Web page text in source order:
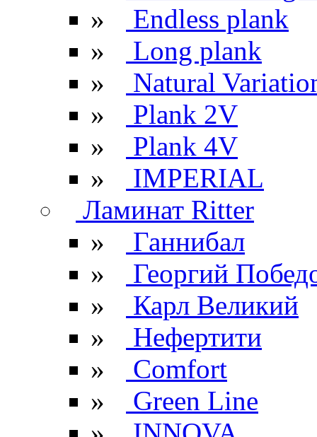
»
Endless plank
»
Long plank
»
Natural
»
Plank 2V
»
Plank 4V
»
IMPERIAL
Ламинат Ritter
»
Ганнибал
»
Георгий
»
Карл Великий
»
Нефертити
»
Comfort
»
Green Line